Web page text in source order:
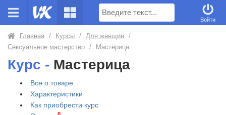
Поиск
Войти
Главная / Курсы / Для женщин /
Сексуальное мастерство / Мастерица
Курс - Мастерица
Все о товаре
Характеристики
Как приобрести курс